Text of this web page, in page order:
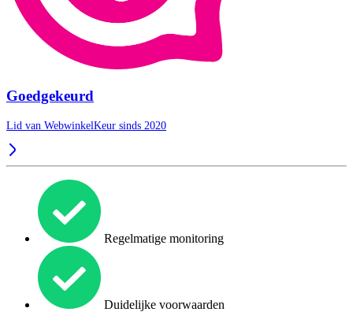
Goedgekeurd
Lid van WebwinkelKeur sinds 2020
Regelmatige monitoring
Duidelijke voorwaarden